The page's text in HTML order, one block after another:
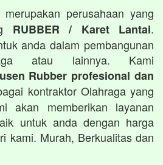
merupakan perusahaan yang
RUBBER / Karet Lantai.
anda dalam pembangunan
atau lainnya. Kami
Rubber profesional dan
kontraktor Olahraga yang
akan memberikan layanan
untuk anda dengan harga
kami. Murah, Berkualitas dan